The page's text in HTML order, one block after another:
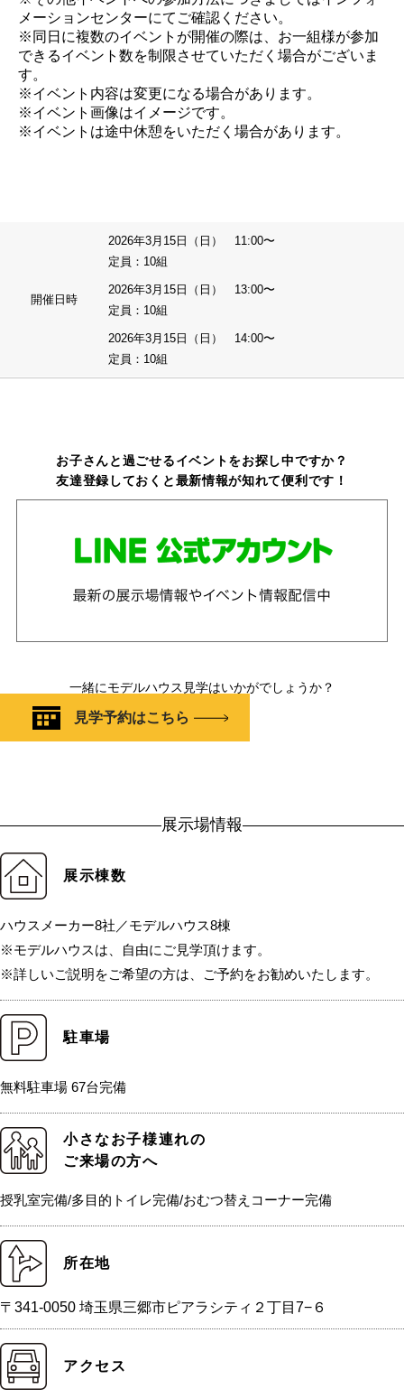
メーションセンターにてご確認ください。
※同日に複数のイベントが開催の際は、お一組様が参加
できるイベント数を制限させていただく場合がございま
す。
※イベント内容は変更になる場合があります。
※イベント画像はイメージです。
※イベントは途中休憩をいただく場合があります。
開催日時
2026年3月15日（日） 11:00〜
定員：10組
2026年3月15日（日） 13:00〜
定員：10組
2026年3月15日（日） 14:00〜
定員：10組
お子さんと過ごせるイベントをお探し中ですか？
友達登録しておくと最新情報が知れて便利です！
一緒にモデルハウス見学はいかがでしょうか？
見学予約はこちら
展示場情報
展示棟数
ハウスメーカー8社／モデルハウス8棟
※モデルハウスは、自由にご見学頂けます。
※詳しいご説明をご希望の方は、ご予約をお勧めいたします。
駐車場
無料駐車場 67台完備
小さなお子様連れの
ご来場の方へ
授乳室完備/多目的トイレ完備/おむつ替えコーナー完備
所在地
〒341-0050 埼玉県三郷市ピアラシティ２丁目7−６
アクセス